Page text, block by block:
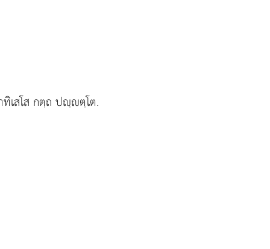
เสโส กตฺถ ปฺตฺโต.